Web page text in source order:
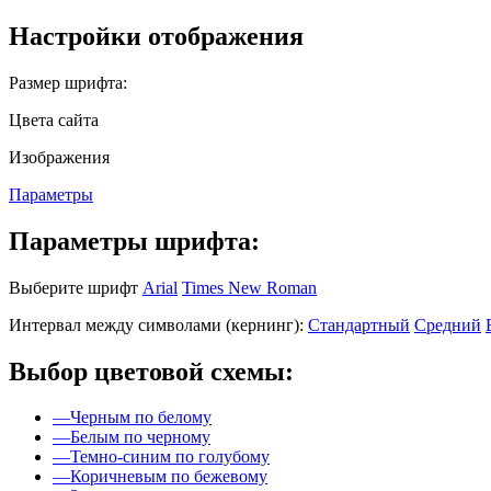
Настройки отображения
Размер шрифта:
Цвета сайта
Изображения
Параметры
Параметры шрифта:
Выберите шрифт Arial Times New Roman
Интервал между символами (кернинг): Стандартный Средний
Выбор цветовой схемы:
—Черным по белому
—Белым по черному
—Темно-синим по голубому
—Коричневым по бежевому